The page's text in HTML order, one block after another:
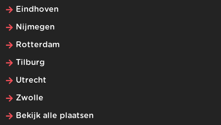
Eindhoven
Nijmegen
Rotterdam
Tilburg
Utrecht
Zwolle
Bekijk alle plaatsen